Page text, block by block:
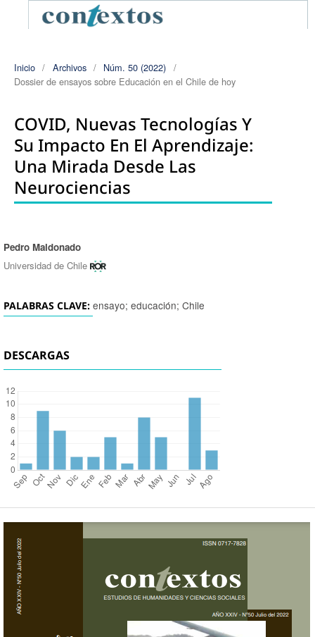
Inicio / Archivos / Núm. 50 (2022) /
Dossier de ensayos sobre Educación en el Chile de hoy
COVID, Nuevas Tecnologías Y
Su Impacto En El Aprendizaje:
Una Mirada Desde Las
Neurociencias
Autores/as
Pedro Maldonado
Universidad de Chile
PALABRAS CLAVE: ensayo; educación; Chile
DESCARGAS